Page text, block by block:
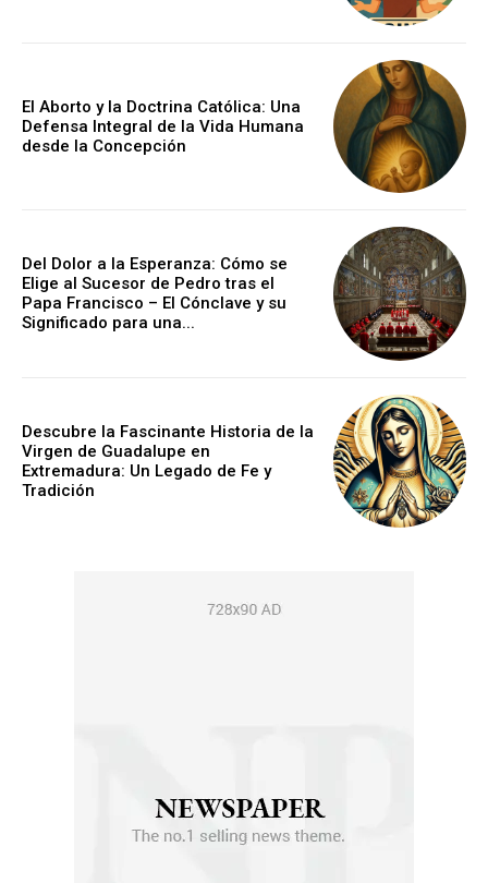
El Aborto y la Doctrina Católica: Una
Defensa Integral de la Vida Humana
desde la Concepción
Del Dolor a la Esperanza: Cómo se
Elige al Sucesor de Pedro tras el
Papa Francisco – El Cónclave y su
Significado para una...
Descubre la Fascinante Historia de la
Virgen de Guadalupe en
Extremadura: Un Legado de Fe y
Tradición